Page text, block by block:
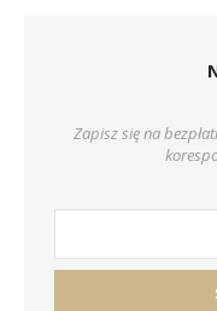
Zapisz się na